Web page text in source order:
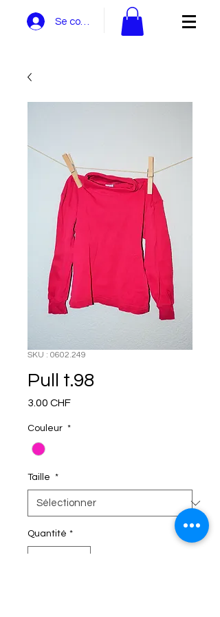
Se connecter
SKU : 0602.249
Pull t.98
3.00 CHFPrix
Couleur *
Taille *
Quantité *